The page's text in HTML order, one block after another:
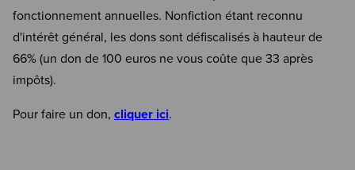
fonctionnement annuelles. Nonfiction étant reconnu
d'intérêt général, les dons sont défiscalisés à hauteur de
66% (un don de 100 euros ne vous coûte que 33 après
impôts).
Pour faire un don, cliquer ici.